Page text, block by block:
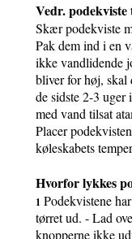
Vedr.
Skær podekviste
Pak dem ind i en
ikke vandlidende
bliver for høj, skal
de sidste 2-3
med vand tilsat
Placer
køleskabets
Hvorfor lykkes
1 Podekvistene
tørret ud. - Lad
knopperne ikke